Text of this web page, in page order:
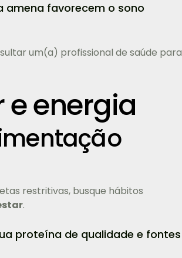
amena favorecem o sono
um(a) profissional de saúde para
energia
restritivas, busque hábitos
.
proteína de qualidade e fontes